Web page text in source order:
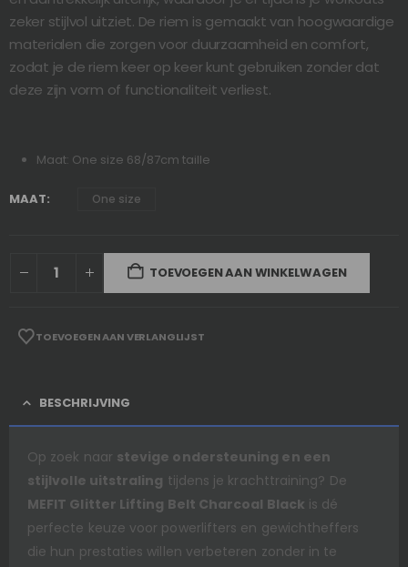
zeker stijlvol uitziet. De riem is gemaakt van hoogwaardige
materialen die zorgen voor duurzaamheid en comfort,
zodat je de riem keer op keer kunt gebruiken zonder dat
deze zijn vorm of functionaliteit verliest.
Maat: One size 68/87cm taille
MAAT One size
TOEVOEGEN AAN WINKELWAGEN
TOEVOEGEN AAN VERLANGLIJST
BESCHRIJVING
Op zoek naar stevige ondersteuning en een
stijlvolle uitstraling tijdens je krachttraining? De
MEFIT Glitter Lifting Belt Charcoal Black is dé
perfecte keuze voor powerlifters en gewichtheffers
die hun prestaties willen verbeteren zonder in te